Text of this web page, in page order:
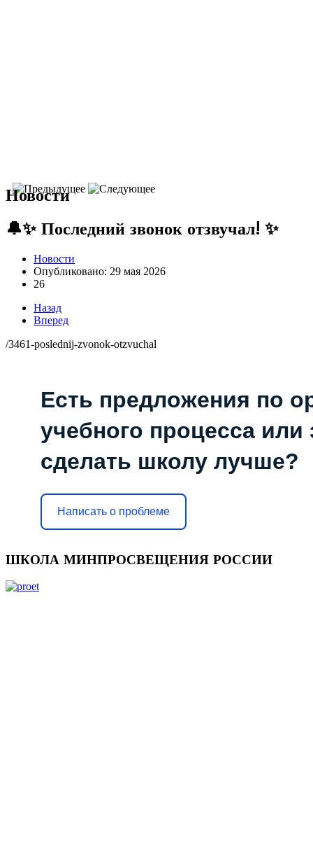
Новости
🔔✨ Последний звонок отзвучал! ✨
Новости
Опубликовано: 29 мая 2026
26
Назад
Вперед
/3461-poslednij-zvonok-otzvuchal
Есть предложения по
учебного процесса или
сделать школу лучше?
Написать о проблеме
ШКОЛА МИНПРОСВЕЩЕНИЯ РОССИИ